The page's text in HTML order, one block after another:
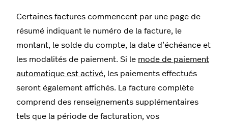
Certaines factures commencent par une page de
résumé indiquant le numéro de la facture, le
montant, le solde du compte, la date d’échéance et
les modalités de paiement. Si le mode de paiement
automatique est activé, les paiements effectués
seront également affichés. La facture complète
comprend des renseignements supplémentaires
tels que la période de facturation, vos